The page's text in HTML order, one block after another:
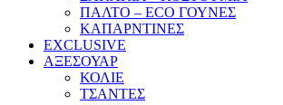
ΠΑΛΤΟ – ECO ΓΟΥΝΕΣ
ΚΑΠΑΡΝΤΙΝΕΣ
EXCLUSIVE
ΑΞΕΣΟΥΑΡ
ΚΟΛΙΕ
ΤΣΑΝΤΕΣ